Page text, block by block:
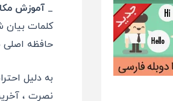
_ آموزش
کلمات بیان
حافظه اصلی
به دلیل
نصرت ،